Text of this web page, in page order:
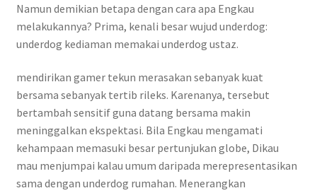
Namun demikian betapa dengan cara apa Engkau
melakukannya? Prima, kenali besar wujud underdog:
underdog kediaman memakai underdog ustaz.
mendirikan gamer tekun merasakan sebanyak kuat
bersama sebanyak tertib rileks. Karenanya, tersebut
bertambah sensitif guna datang bersama makin
meninggalkan ekspektasi. Bila Engkau mengamati
kehampaan memasuki besar pertunjukan globe, Dikau
mau menjumpai kalau umum daripada merepresentasikan
sama dengan underdog rumahan. Menerangkan